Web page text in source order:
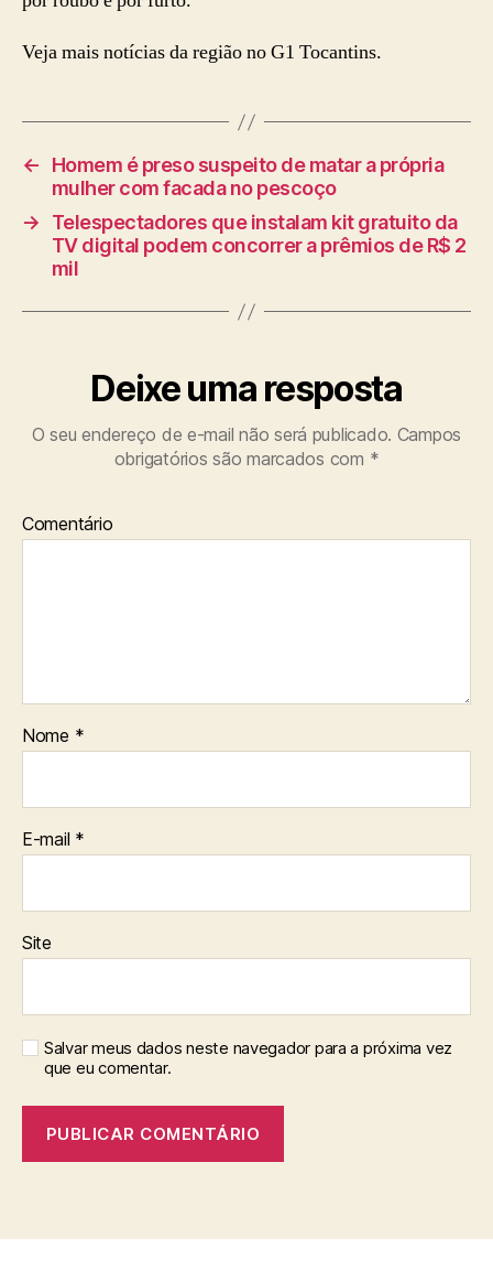
Veja mais notícias da região no G1 Tocantins.
←
Homem é preso suspeito de matar a própria
mulher com facada no pescoço
→
Telespectadores que instalam kit gratuito da
TV digital podem concorrer a prêmios de R$ 2
mil
Deixe uma resposta
O seu endereço de e-mail não será publicado. Campos
obrigatórios são marcados com *
Comentário
Nome *
E-mail *
Site
Salvar meus dados neste navegador para a próxima vez
que eu comentar.